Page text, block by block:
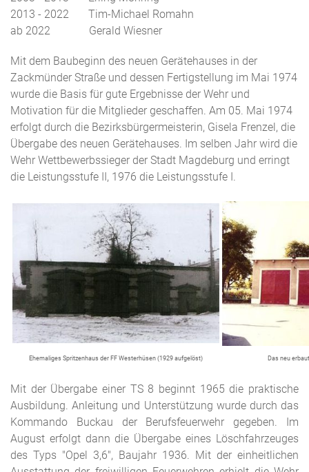
2013 - 2022 Tim-Michael Romahn
ab 2022 Gerald Wiesner
Mit dem Baubeginn des neuen Gerätehauses in der
Zackmünder Straße und dessen Fertigstellung im Mai 1974
wurde die Basis für gute Ergebnisse der Wehr und
Motivation für die Mitglieder geschaffen. Am 05. Mai 1974
erfolgt durch die Bezirksbürgermeisterin, Gisela Frenzel, die
Übergabe des neuen Gerätehauses. Im selben Jahr wird die
Wehr Wettbewerbssieger der Stadt Magdeburg und erringt
die Leistungsstufe II, 1976 die Leistungsstufe I.
Ehemaliges Spritzenhaus der FF Westerhüsen (1929 aufgelöst) Das neu
Mit der Übergabe einer TS 8 beginnt 1965 die praktische
Ausbildung. Anleitung und Unterstützung wurde durch das
Kommando Buckau der Berufsfeuerwehr gegeben. Im
August erfolgt dann die Übergabe eines Löschfahrzeuges
des Typs "Opel 3,6", Baujahr 1936. Mit der einheitlichen